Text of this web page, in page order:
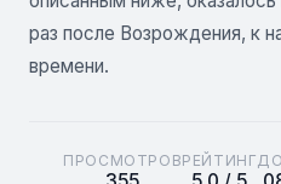
раз после Возрождения, к
времени.
ПРОСМОТРОВРЕЙТИНГ